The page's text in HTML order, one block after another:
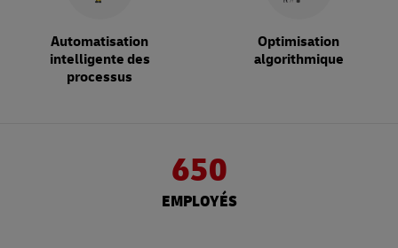
Automatisation
intelligente des
processus
Optimisation
algorithmique
650
EMPLOYÉS